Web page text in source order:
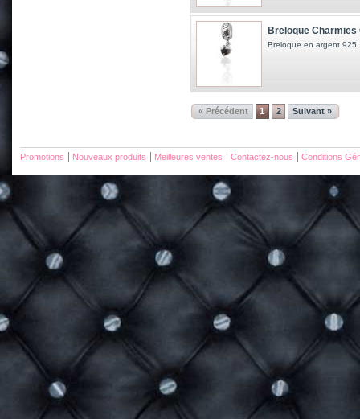
Breloque
Breloque en argent 925
« Précédent 1 2 Suivant »
Promotions Nouveaux produits Meilleures ventes Contactez-nous Conditions